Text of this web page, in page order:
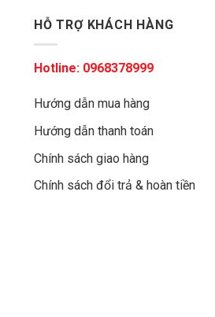
HỖ TRỢ KHÁCH HÀNG
Hotline: 0968378999
Hướng dẫn mua hàng
Hướng dẫn thanh toán
Chính sách giao hàng
Chính sách đổi trả & hoàn tiền